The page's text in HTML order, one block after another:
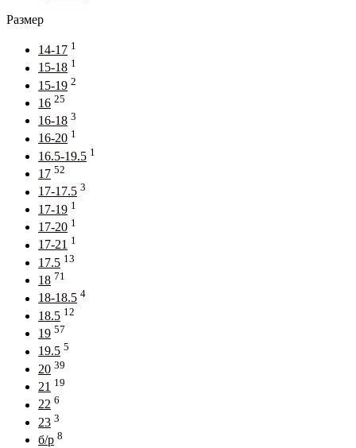
Размер
14-17 1
15-18 1
15-19 2
16 25
16-18 3
16-20 1
16.5-19.5 1
17 52
17-17.5 3
17-19 1
17-20 1
17-21 1
17.5 13
18 71
18-18.5 4
18.5 12
19 57
19.5 5
20 39
21 19
22 6
23 3
б/р 8